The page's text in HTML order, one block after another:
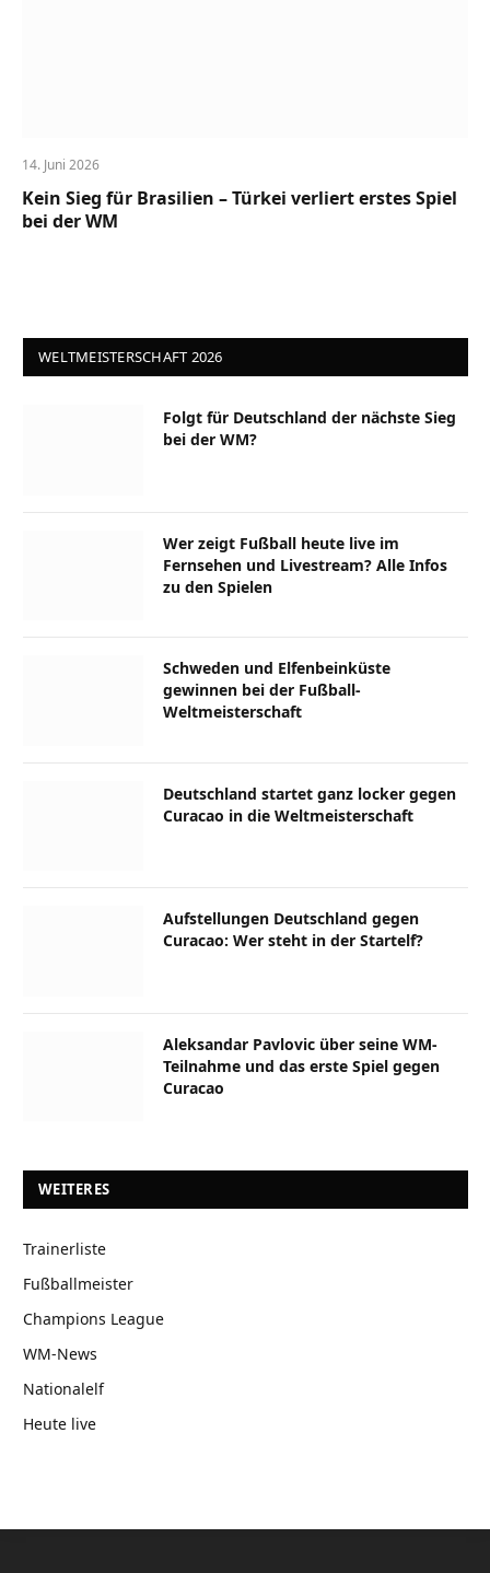
14. Juni 2026
Kein Sieg für Brasilien – Türkei verliert erstes Spiel
bei der WM
WELTMEISTERSCHAFT 2026
Folgt für Deutschland der nächste Sieg
bei der WM?
Wer zeigt Fußball heute live im
Fernsehen und Livestream? Alle Infos
zu den Spielen
Schweden und Elfenbeinküste
gewinnen bei der Fußball-
Weltmeisterschaft
Deutschland startet ganz locker gegen
Curacao in die Weltmeisterschaft
Aufstellungen Deutschland gegen
Curacao: Wer steht in der Startelf?
Aleksandar Pavlovic über seine WM-
Teilnahme und das erste Spiel gegen
Curacao
WEITERES
Trainerliste
Fußballmeister
Champions League
WM-News
Nationalelf
Heute live